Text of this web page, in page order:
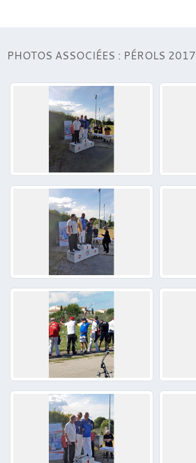
PHOTOS ASSOCIÉES : PÉROLS 2017